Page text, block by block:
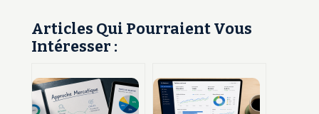
Articles Qui Pourraient Vous
Intéresser :